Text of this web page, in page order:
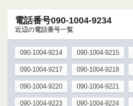
電話番号090-1004-9234
近辺の電話番号一覧
090-1004-9214 090-1004-9215
090-1004-9217 090-1004-9218
090-1004-9220 090-1004-9221
090-1004-9223 090-1004-9224